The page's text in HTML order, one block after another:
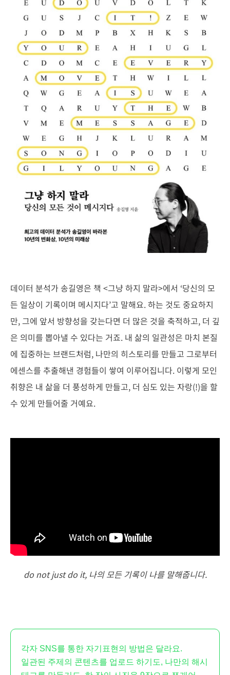
데이터 분석가 송길영은 책 <그냥 하지 말라>에서 ‘당신의 모
든 일상이 기록이며 메시지다’고 말해요. 하는 것도 중요하지
만, 그에 앞서 방향성을 갖는다면 더 많은 것을 축적하고, 더 깊
은 의미를 뽑아낼 수 있다는 거죠. 내 삶의 일관성은 마치 본질
에 집중하는 브랜드처럼, 나만의 히스토리를 만들고 그로부터
에센스를 추출해낸 경험들이 쌓여 이루어집니다. 이렇게 모인
취향은 내 삶을 더 풍성하게 만들고, 더 심도 있는 자랑(!)을 할
수 있게 만들어줄 거예요.
do not just do it, 나의 모든 기록이 나를 말해줍니다.
각자 SNS를 통한 자기표현의 방법은 달라요.
일관된 주제의 콘텐츠를 업로드 하기도, 나만의 해시